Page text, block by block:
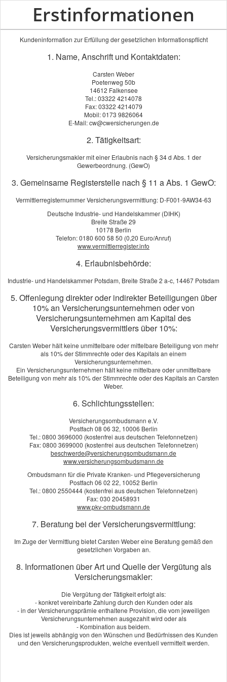
Hausratversicherung
Der eine liebt seinen Aufsitzrasenmäher, die andere sammelt
teure Schuhe. Und für manche ist die neue Hi-Fi-Anlage das
Wichtigste im Haus. Die Geschmäcker sind eben verschieden.
Fest steht: Mit der richtigen Hausratversicherung schützen Sie,
was Ihnen ganz persönlich am Herzen liegt. Denn die
Hausratversicherung ersetzt bei Verlust oder Beschädigung
den Neuwert Ihrer Einrichtungs-, Wert- und
Gebrauchsgegenstände.
Was zählt zum Hausrat?
Wogegen ist Ihr Hausrat versichert?
Berechnen Sie in wenigen Schritten Ihren individuellen Tarif
Jetzt VHV-Beitrag berechnen!
Erstinformationen
Kundeninformation zur Erfüllung der gesetzlichen Informationspflicht
1. Name, Anschrift und Kontaktdaten:
Carsten Weber
Poetenweg 50b
14612 Falkensee
Tel.: 03322 4214078
Fax: 03322 4214079
Mobil: 0173 9826064
E-Mail: cw@cwersicherungen.de
2. Tätigkeitsart:
Versicherungsmakler mit einer Erlaubnis nach § 34 d Abs. 1 der
Gewerbeordnung. (GewO)
3. Gemeinsame Registerstelle nach § 11 a Abs. 1 GewO:
Vermittlerregisternummer Versicherungsvermittlung: D-F001-9AW34-63
Deutsche Industrie- und Handelskammer (DIHK)
Breite Straße 29
10178 Berlin
Telefon: 0180 600 58 50 (0,20 Euro/Anruf)
www.vermittlerregister.info
4. Erlaubnisbehörde:
Industrie- und Handelskammer Potsdam, Breite Straße 2 a-c, 14467 Potsdam
5. Offenlegung direkter oder indirekter Beteiligungen über
10% an Versicherungsunternehmen oder von
Versicherungsunternehmen am Kapital des
Versicherungsvermittlers über 10%:
Carsten Weber hält keine unmittelbare oder mittelbare Beteiligung von mehr
als 10% der Stimmrechte oder des Kapitals an einem
Versicherungsunternehmen.
Ein Versicherungsunternehmen hält keine mittelbare oder unmittelbare
Beteiligung von mehr als 10% der Stimmrechte oder des Kapitals an Carsten
Weber.
6. Schlichtungsstellen:
Versicherungsombudsmann e.V.
Postfach 08 06 32, 10006 Berlin
Tel.: 0800 3696000 (kostenfrei aus deutschen Telefonnetzen)
Fax: 0800 3699000 (kostenfrei aus deutschen Telefonnetzen)
beschwerde@versicherungsombudsmann.de
www.versicherungsombudsmann.de
Ombudsmann für die Private Kranken- und Pflegeversicherung
Postfach 06 02 22, 10052 Berlin
Tel.: 0800 2550444 (kostenfrei aus deutschen Telefonnetzen)
Fax: 030 20458931
www.pkv-ombudsmann.de
7. Beratung bei der Versicherungsvermittlung:
Im Zuge der Vermittlung bietet Carsten Weber eine Beratung gemäß den
gesetzlichen Vorgaben an.
8. Informationen über Art und Quelle der Vergütung als
Versicherungsmakler:
Die Vergütung der Tätigkeit erfolgt als:
- konkret vereinbarte Zahlung durch den Kunden oder als
- in der Versicherungsprämie enthaltene Provision, die vom jeweiligen
Versicherungsunternehmen ausgezahlt wird oder als
- Kombination aus beidem.
Dies ist jeweils abhängig von den Wünschen und Bedürfnissen des Kunden
und den Versicherungsprodukten, welche eventuell vermittelt werden.